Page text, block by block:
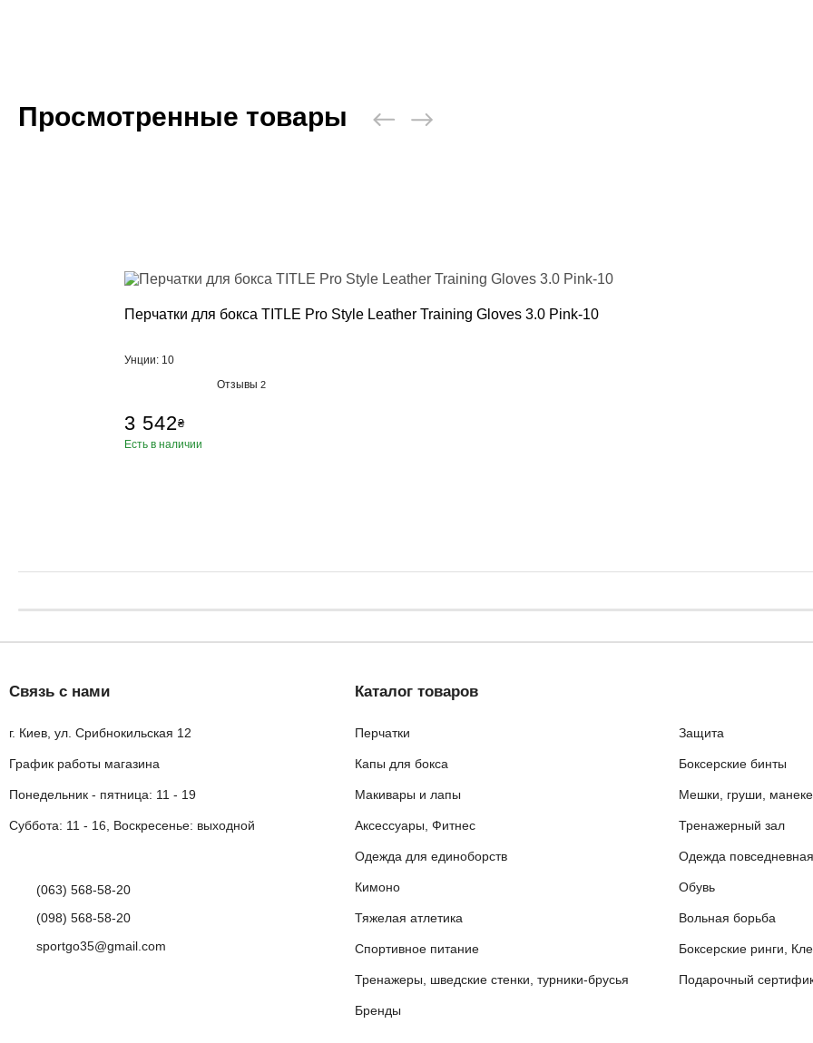
Просмотренные товары
Перчатки для бокса TITLE Pro Style Leather Training Gloves 3.0 Pink-10
Унции: 10
Отзывы2
3 542₴
Есть в наличии
Связь с нами
г. Киев, ул. Срибнокильская 12
График работы магазина
Понедельник - пятница: 11 - 19
Суббота: 11 - 16, Воскресенье: выходной
(063) 568-58-20
(098) 568-58-20
sportgo35@gmail.com
Каталог товаров
Перчатки Защита
Капы для бокса Боксерские бинты
Макивары и лапы Мешки, груши,
Аксессуары, Фитнес Тренажерный зал
Одежда для единоборств Одежда повседневная
Кимоно Обувь
Тяжелая атлетика Вольная борьба
Спортивное питание Боксерские ринги,
Тренажеры, шведские стенки, турники-брусья Подарочный
Бренды